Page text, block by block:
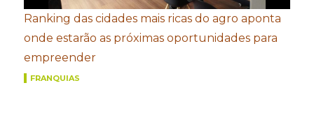
Ranking das cidades mais ricas do agro aponta
onde estarão as próximas oportunidades para
empreender
FRANQUIAS